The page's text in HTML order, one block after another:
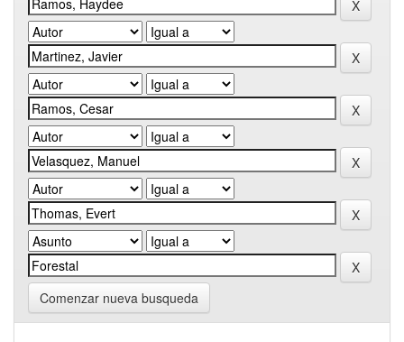
Comenzar nueva busqueda